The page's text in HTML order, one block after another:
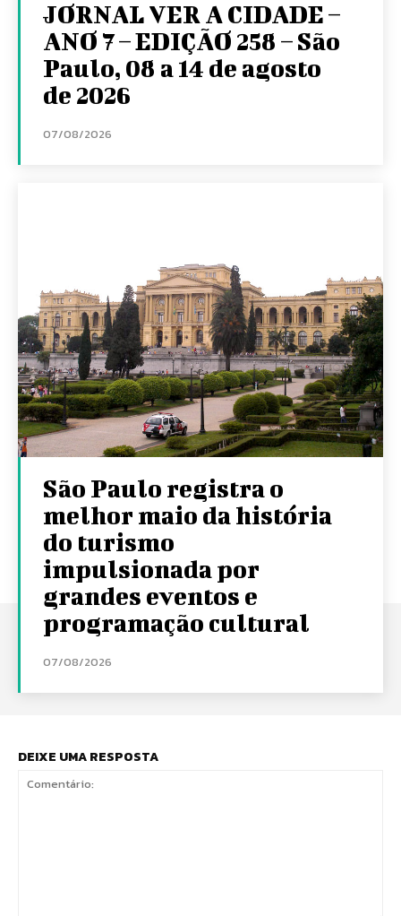
JORNAL VER A CIDADE –
ANO 7 – EDIÇÃO 258 – São
Paulo, 08 a 14 de agosto
de 2026
07/08/2026
São Paulo registra o
melhor maio da história
do turismo
impulsionada por
grandes eventos e
programação cultural
07/08/2026
DEIXE UMA RESPOSTA